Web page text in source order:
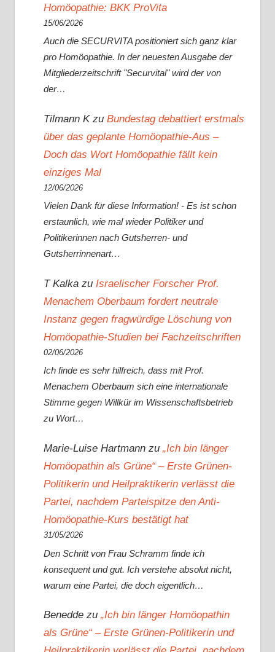
Homöopathie: BKK ProVita
15/06/2026
Auch die SECURVITA positioniert sich ganz klar
pro Homöopathie. In der neuesten Ausgabe der
Mitgliederzeitschrift "Securvital" wird der von
der…
Tilmann Kzu Bundestag debattiert erstmals
über das geplante Homöopathie-Aus –
Doch das Wort Homöopathie fällt kein
einziges Mal
12/06/2026
Vielen Dank für diese Information! - Es ist schon
erstaunlich, wie mal wieder Politiker und
Politikerinnen nach Gutsherren- und
Gutsherrinnenart…
T Kalkazu Israelischer Forscher Prof.
Menachem Oberbaum fordert neutrale
Instanz gegen fragwürdige Löschung von
Homöopathie-Studien bei Fachzeitschriften
02/06/2026
Ich finde es sehr hilfreich, dass mit Prof.
Menachem Oberbaum sich eine internationale
Stimme gegen Willkür im Wissenschaftsbetrieb
zu Wort…
Marie-Luise Hartmannzu „Ich bin länger
Homöopathin als Grüne“ – Erste Grünen-
Politikerin und Heilpraktikerin verlässt die
Partei, nachdem Parteispitze den Anti-
Homöopathie-Kurs bestätigt hat
31/05/2026
Den Schritt von Frau Schramm finde ich
konsequent und gut. Ich verstehe absolut nicht,
warum eine Partei, die doch eigentlich…
Beneddezu „Ich bin länger Homöopathin
als Grüne“ – Erste Grünen-Politikerin und